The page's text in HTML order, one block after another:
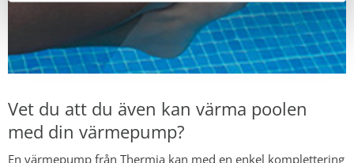
Vet du att du även kan värma poolen
med din värmepump?
En värmepump från Thermia kan med en enkel komplettering